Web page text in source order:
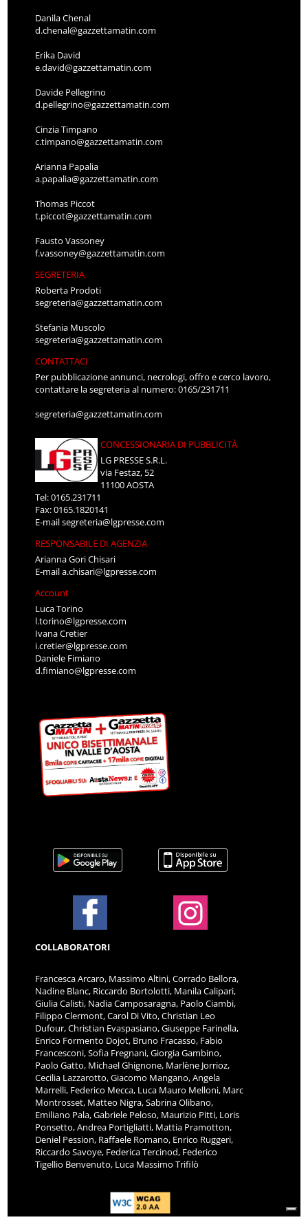
Danila Chenal
d.chenal@gazzettamatin.com
Erika David
e.david@gazzettamatin.com
Davide Pellegrino
d.pellegrino@gazzettamatin.com
Cinzia Timpano
c.timpano@gazzettamatin.com
Arianna Papalia
a.papalia@gazzettamatin.com
Thomas Piccot
t.piccot@gazzettamatin.com
Fausto Vassoney
f.vassoney@gazzettamatin.com
SEGRETERIA
Roberta Prodoti
segreteria@gazzettamatin.com
Stefania Muscolo
segreteria@gazzettamatin.com
CONTATTACI
Per pubblicazione annunci, necrologi, offro e cerco lavoro,
contattare la segreteria al numero: 0165/231711
segreteria@gazzettamatin.com
CONCESSIONARIA DI PUBBLICITÀ
LG PRESSE S.R.L.
via Festaz, 52
11100 AOSTA
Tel: 0165.231711
Fax: 0165.1820141
E-mailsegreteria@lgpresse.com
RESPONSABILE DI AGENZIA
Arianna Gori Chisari
E-maila.chisari@lgpresse.com
Account
Luca Torino
l.torino@lgpresse.com
Ivana Cretier
i.cretier@lgpresse.com
Daniele Fimiano
d.fimiano@lgpresse.com
COLLABORATORI
Francesca Arcaro, Massimo Altini, Corrado Bellora,
Nadine Blanc, Riccardo Bortolotti, Manila Calipari,
Giulia Calisti, Nadia Camposaragna, Paolo Ciambi,
Filippo Clermont, Carol Di Vito, Christian Leo
Dufour, Christian Evaspasiano, Giuseppe Farinella,
Enrico Formento Dojot, Bruno Fracasso, Fabio
Francesconi, Sofia Fregnani, Giorgia Gambino,
Paolo Gatto, Michael Ghignone, Marlène Jorrioz,
Cecilia Lazzarotto, Giacomo Mangano, Angela
Marrelli, Federico Mecca, Luca Mauro Melloni, Marc
Montrosset, Matteo Nigra, Sabrina Olibano,
Emiliano Pala, Gabriele Peloso, Maurizio Pitti, Loris
Ponsetto, Andrea Portigliatti, Mattia Pramotton,
Deniel Pession, Raffaele Romano, Enrico Ruggeri,
Riccardo Savoye, Federica Tercinod, Federico
Tigellio Benvenuto, Luca Massimo Trifilò